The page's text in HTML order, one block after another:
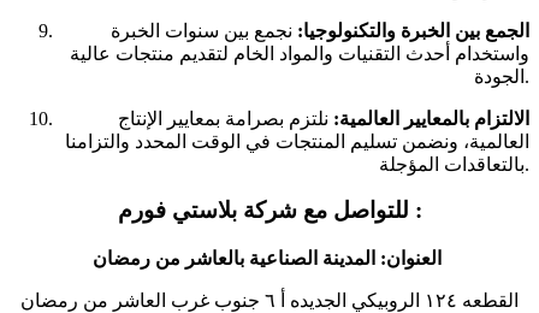
الجمع بين الخبرة والتكنولوجيا: نجمع بين سنوات الخبرة
واستخدام أحدث التقنيات والمواد الخام لتقديم منتجات عالية
الجودة.
الالتزام بالمعايير العالمية: نلتزم بصرامة بمعايير الإنتاج
العالمية، ونضمن تسليم المنتجات في الوقت المحدد والتزامنا
بالتعاقدات المؤجلة.
للتواصل مع شركة بلاستي فورم :
القطعه ١٢٤ الروبيكي الجديده أ ٦ جنوب غرب العاشر من رمضان